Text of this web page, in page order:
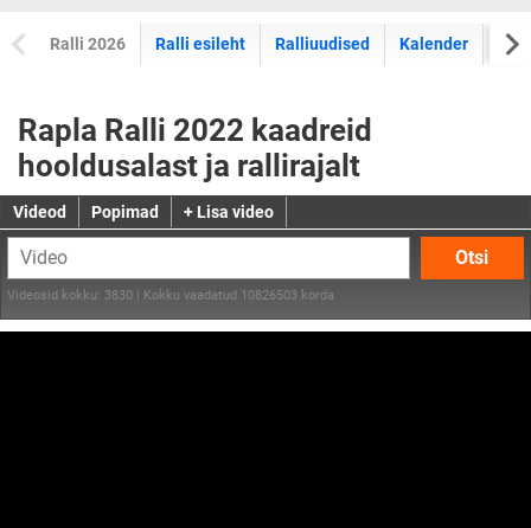
Ralli 2026 Ralli esileht Ralliuudised Kalender
Rapla Ralli 2022 kaadreid
hooldusalast ja rallirajalt
Videod Popimad + Lisa video
Otsi
Videosid kokku: 3830 | Kokku vaadatud 10826503 korda